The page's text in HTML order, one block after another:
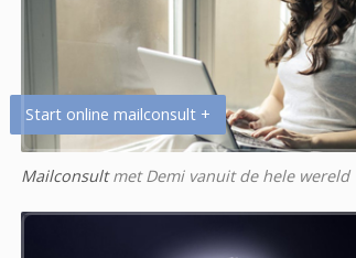
Start online mailconsult +
Mailconsultmet Demi vanuit de hele wereld